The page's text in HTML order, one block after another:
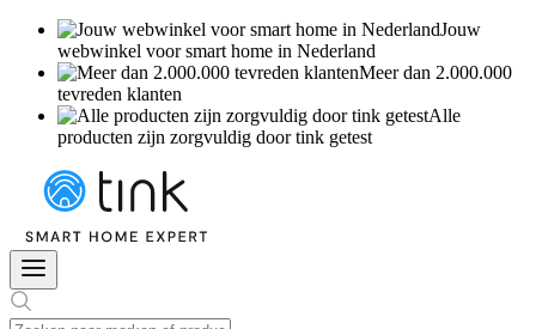
Jouw
webwinkel voor smart home in Nederland
Meer dan 2.000.000
tevreden klanten
Alle
producten zijn zorgvuldig door tink getest